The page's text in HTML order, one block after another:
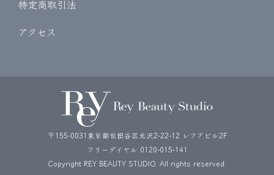
特定商取引法
アクセス
〒155-0031東京都世田谷区北沢2-22-12 レフアビル2F
フリーダイヤル 0120-015-141
Copyright REY BEAUTY STUDIO. All rights reserved.